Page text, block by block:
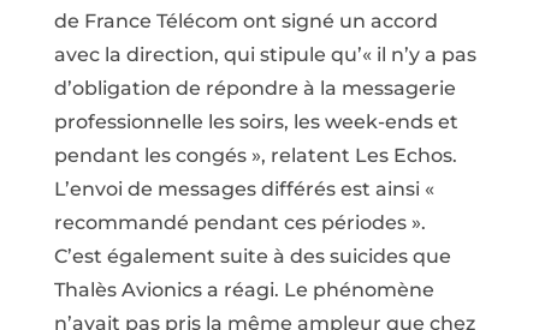
de France Télécom ont signé un accord
avec la direction, qui stipule qu’« il n’y a pas
d’obligation de répondre à la messagerie
professionnelle les soirs, les week-ends et
pendant les congés », relatent Les Echos.
L’envoi de messages différés est ainsi «
recommandé pendant ces périodes ».
C’est également suite à des suicides que
Thalès Avionics a réagi. Le phénomène
n’avait pas pris la même ampleur que chez